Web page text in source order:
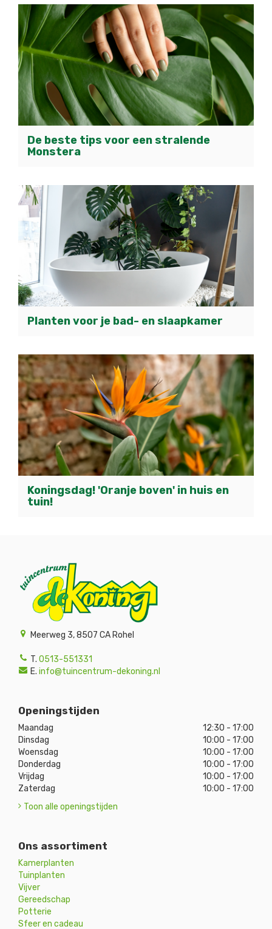
De beste tips voor een stralende
Monstera
Planten voor je bad- en slaapkamer
Koningsdag! 'Oranje boven' in huis en
tuin!
Meerweg 3, 8507 CA Rohel
T. 0513-551331
E. info@tuincentrum-dekoning.nl
Openingstijden
Maandag
12:30 - 17:00
Dinsdag
10:00 - 17:00
Woensdag
10:00 - 17:00
Donderdag
10:00 - 17:00
Vrijdag
10:00 - 17:00
Zaterdag
10:00 - 17:00
Toon alle openingstijden
Ons assortiment
Kamerplanten
Tuinplanten
Vijver
Gereedschap
Potterie
Sfeer en cadeau